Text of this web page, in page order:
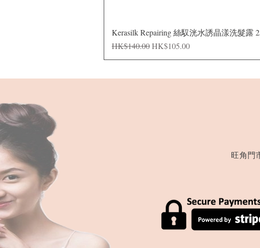
Kerasilk Repairing 絲馭洸水誘晶漾洗髮露
一般價格
HK$140.00促銷價格
HK$105.00
旺角門